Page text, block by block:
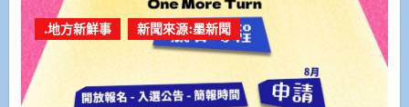
.地方新鮮事 新聞來源:墨新聞